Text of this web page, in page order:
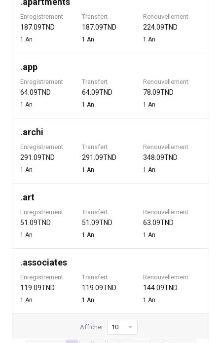
Enregistrement
187.09TND
1 An
Transfert
187.09TND
1 An
Renouvellement
224.09TND
1 An
.app
Enregistrement
64.09TND
1 An
Transfert
64.09TND
1 An
Renouvellement
78.09TND
1 An
.archi
Enregistrement
291.09TND
1 An
Transfert
291.09TND
1 An
Renouvellement
348.09TND
1 An
.art
Enregistrement
51.09TND
1 An
Transfert
51.09TND
1 An
Renouvellement
63.09TND
1 An
.associates
Enregistrement
119.09TND
1 An
Transfert
119.09TND
1 An
Renouvellement
144.09TND
1 An
Afficher